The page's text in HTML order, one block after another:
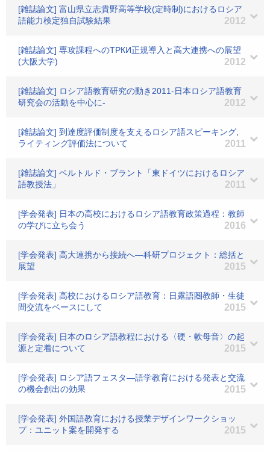
[雑誌論文] 富山県立志貴野高等学校(定時制)におけるロシア
語能力検定独自試験結果
2012
[雑誌論文] 専攻課程へのТРКИ正規導入と高大連携への展望
(大阪大学)
2012
[雑誌論文] ロシア語教育研究の動き2011-日本ロシア語教育
研究会の活動を中心に-
2012
[雑誌論文] 到達度評価制度を支えるロシア語スピーキング,
ライティング評価法について
2011
[雑誌論文] ベルトルド・ブラント「東ドイツにおけるロシア
語教授法」
2011
[学会発表] 日本の高校におけるロシア語教育政策過程：教師
の学びに立ち会う
2016
[学会発表] 高大連携から接続へ―科研プロジェクト：総括と
展望
2015
[学会発表] 高校におけるロシア語教育：日露語圏教師・生徒
間交流をベースにして
2015
[学会発表] 日本のロシア語教程における〈硬・軟母音〉の起
源と定着について
2015
[学会発表] ロシア語フェスタ―語学教育における発表と交流
の機会創出の効果
2015
[学会発表] 外国語教育における授業デザインワークショッ
プ：ユニット案を開発する
2015